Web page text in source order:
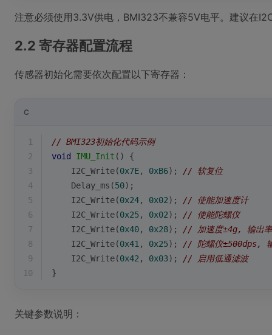
注意必须使用3.3V供电，BMI323不兼容5V电平。建议在
2.2 寄存器配置流程
传感器初始化需要依次配置以下寄存器：
C
1
// BMI323初始化代码示例
2
void IMU_Init ()
{
3
    I2C_Write(
0x7E, 0xB6); // 软复位
4
    Delay_ms(
50);
5
    I2C_Write(
0x24, 0x02); // 使能加速度计
6
    I2C_Write(
0x25, 0x02); // 使能陀螺仪
7
    I2C_Write(
0x40, 0x28); // 加速度±4g, 输出率
8
    I2C_Write(
0x41 , 0x25); // 陀螺仪±500dps,
9
    I2C_Write(
0x42 , 0x03); // 启用低通滤波
10
}
关键参数说明：